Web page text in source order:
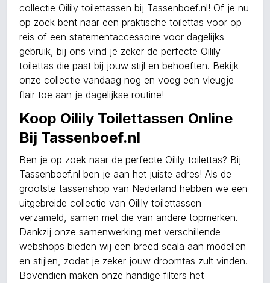
collectie Oilily toilettassen bij Tassenboef.nl! Of je nu
op zoek bent naar een praktische toilettas voor op
reis of een statementaccessoire voor dagelijks
gebruik, bij ons vind je zeker de perfecte Oilily
toilettas die past bij jouw stijl en behoeften. Bekijk
onze collectie vandaag nog en voeg een vleugje
flair toe aan je dagelijkse routine!
Koop Oilily Toilettassen Online
Bij Tassenboef.nl
Ben je op zoek naar de perfecte Oilily toilettas? Bij
Tassenboef.nl ben je aan het juiste adres! Als de
grootste tassenshop van Nederland hebben we een
uitgebreide collectie van Oilily toilettassen
verzameld, samen met die van andere topmerken.
Dankzij onze samenwerking met verschillende
webshops bieden wij een breed scala aan modellen
en stijlen, zodat je zeker jouw droomtas zult vinden.
Bovendien maken onze handige filters het